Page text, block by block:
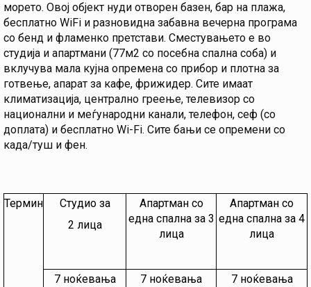
морето. Овој објект нуди отворен базен, бар на плажа,
бесплатно WiFi и разновидна забавна вечерна програма
со бенд и фламенко претстави. Сместувањето е во
студија и апартмани (77м2 со посебна спална соба) и
вклучува мала кујна опремена со прибор и плотна за
готвење, апарат за кафе, фрижидер. Сите имаат
климатизација, централно греење, телевизор со
национални и меѓународни канали, телефон, сеф (со
доплата) и бесплатно Wi-Fi. Сите бањи се опремени со
када/туш и фен.
Термин
Студио за
2 лица
Апартман со
една спална за 3
лица
Апартман со
една спална за 4
лица
7 ноќевања 7 ноќевања
7 ноќевања